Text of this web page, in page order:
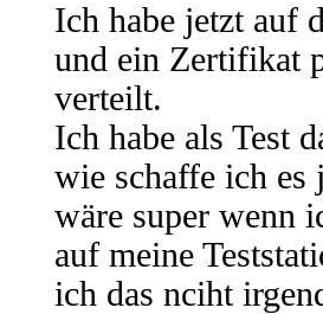
Ich habe jetzt auf
und ein Zertifikat
verteilt.
Ich habe als Test
wie schaffe ich es
wäre super wenn
auf meine
ich das nciht